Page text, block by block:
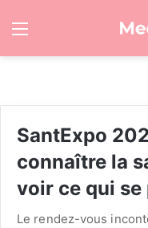
Menu
SantExpo
connaître la
voir ce qui se
Le rendez-vous